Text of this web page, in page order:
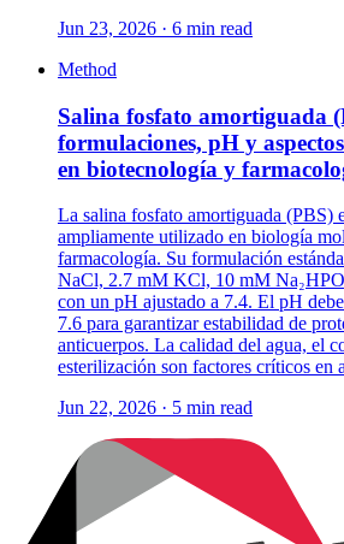
Jun 23, 2026 · 6 min read
Method
Salina fosfato amortiguada
formulaciones, pH y
en biotecnología y
La salina fosfato amortiguada (PBS)
ampliamente utilizado en biología
farmacología. Su formulación
NaCl, 2.7 mM KCl, 10 mM
con un pH ajustado a 7.4. El pH
7.6 para garantizar estabilidad de
anticuerpos. La calidad del agua, el
esterilización son factores críticos en
Jun 22, 2026 · 5 min read